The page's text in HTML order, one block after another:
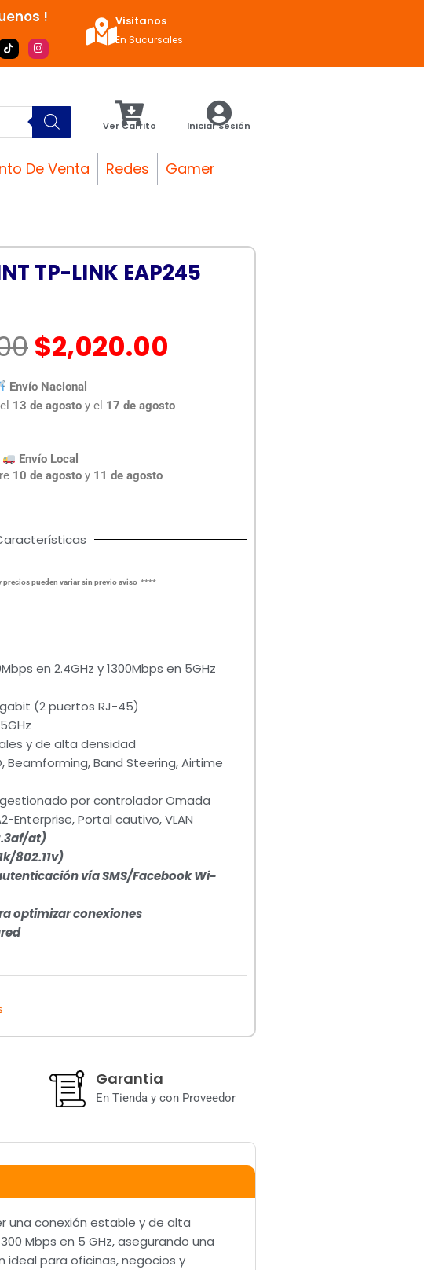
!
T
i
k
I
n
g
a
m
Visitanos
En Sucursales
Ver Carrito Iniciar Sesión
De Venta Redes Gamer
TP-LINK EAP245
El
precio
original
era:
$2,106.00.
$2,020.00
es:
$2,020.00.
Envío Nacional
13 de agosto y el 17 de agosto
Envío Local
10 de agosto y 11 de agosto
precios pueden variar sin previo aviso ****
en 2.4GHz y 1300Mbps en 5GHz
(2 puertos RJ-45)
y de alta densidad
Beamforming, Band Steering, Airtime
por controlador Omada
Enterprise, Portal cautivo, VLAN
at)
802.11v)
vía SMS/Facebook Wi-
optimizar conexiones
Garantia
En Tienda y con Proveedor
una conexión estable y de alta
Mbps en 5 GHz, asegurando una
para oficinas, negocios y